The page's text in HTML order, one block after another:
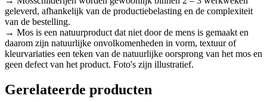
geleverd, afhankelijk van de productiebelasting en de complexiteit
van de bestelling.
→ Mos is een natuurproduct dat niet door de mens is gemaakt en
daarom zijn natuurlijke onvolkomenheden in vorm, textuur of
kleurvariaties een teken van de natuurlijke oorsprong van het mos en
geen defect van het product. Foto's zijn illustratief.
Gerelateerde producten